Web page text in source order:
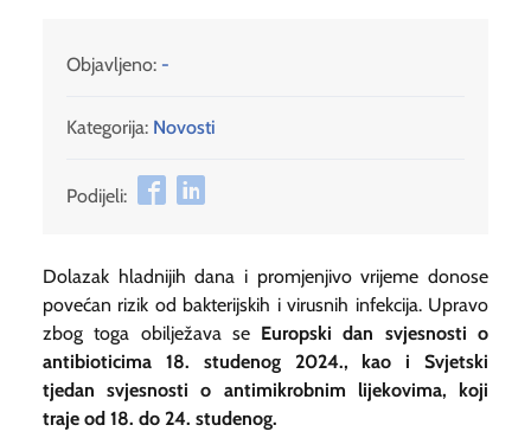
Objavljeno: -
Kategorija: Novosti
Podijeli:
Dolazak hladnijih dana i promjenjivo vrijeme donose
povećan rizik od bakterijskih i virusnih infekcija. Upravo
zbog toga obilježava se Europski dan svjesnosti o
antibioticima 18. studenog 2024., kao i Svjetski
tjedan svjesnosti o antimikrobnim lijekovima, koji
traje od 18. do 24. studenog.